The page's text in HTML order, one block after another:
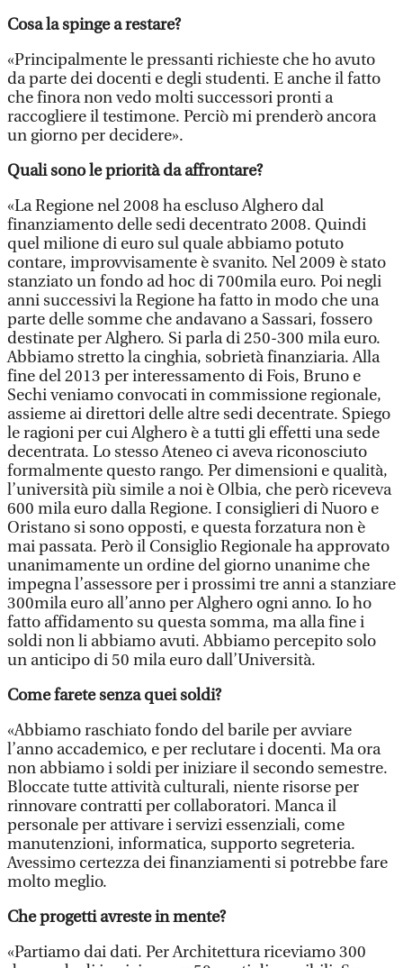
Cosa la spinge a restare?
«Principalmente le pressanti richieste che ho avuto
da parte dei docenti e degli studenti. E anche il fatto
che finora non vedo molti successori pronti a
raccogliere il testimone. Perciò mi prenderò ancora
un giorno per decidere».
Quali sono le priorità da affrontare?
«La Regione nel 2008 ha escluso Alghero dal
finanziamento delle sedi decentrato 2008. Quindi
quel milione di euro sul quale abbiamo potuto
contare, improvvisamente è svanito. Nel 2009 è stato
stanziato un fondo ad hoc di 700mila euro. Poi negli
anni successivi la Regione ha fatto in modo che una
parte delle somme che andavano a Sassari, fossero
destinate per Alghero. Si parla di 250-300 mila euro.
Abbiamo stretto la cinghia, sobrietà finanziaria. Alla
fine del 2013 per interessamento di Fois, Bruno e
Sechi veniamo convocati in commissione regionale,
assieme ai direttori delle altre sedi decentrate. Spiego
le ragioni per cui Alghero è a tutti gli effetti una sede
decentrata. Lo stesso Ateneo ci aveva riconosciuto
formalmente questo rango. Per dimensioni e qualità,
l’università più simile a noi è Olbia, che però riceveva
600 mila euro dalla Regione. I consiglieri di Nuoro e
Oristano si sono opposti, e questa forzatura non è
mai passata. Però il Consiglio Regionale ha approvato
unanimamente un ordine del giorno unanime che
impegna l’assessore per i prossimi tre anni a stanziare
300mila euro all’anno per Alghero ogni anno. Io ho
fatto affidamento su questa somma, ma alla fine i
soldi non li abbiamo avuti. Abbiamo percepito solo
un anticipo di 50 mila euro dall’Università.
Come farete senza quei soldi?
«Abbiamo raschiato fondo del barile per avviare
l’anno accademico, e per reclutare i docenti. Ma ora
non abbiamo i soldi per iniziare il secondo semestre.
Bloccate tutte attività culturali, niente risorse per
rinnovare contratti per collaboratori. Manca il
personale per attivare i servizi essenziali, come
manutenzioni, informatica, supporto segreteria.
Avessimo certezza dei finanziamenti si potrebbe fare
molto meglio.
Che progetti avreste in mente?
«Partiamo dai dati. Per Architettura riceviamo 300